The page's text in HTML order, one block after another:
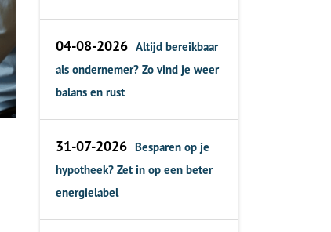
04-08-2026 Altijd bereikbaar
als ondernemer? Zo vind je weer
balans en rust
31-07-2026 Besparen op je
hypotheek? Zet in op een beter
energielabel